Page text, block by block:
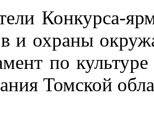
Конкурса-
и охраны
по
Томской